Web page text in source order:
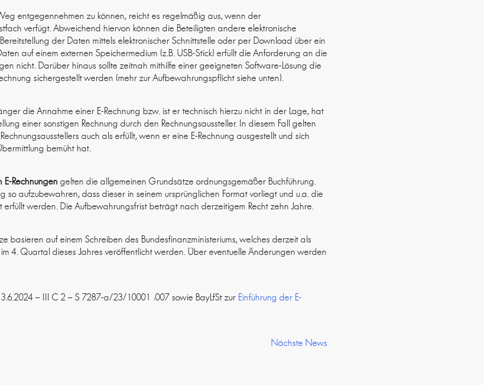
entgegennehmen zu können, reicht es regelmäßig aus, wenn der
verfügt. Abweichend hiervon können die Beteiligten andere elektronische
der Daten mittels elektronischer Schnittstelle oder per Download über ein
auf einem externen Speichermedium (z.B. USB-Stick) erfüllt die Anforderung an die
nicht. Darüber hinaus sollte zeitnah mithilfe einer geeigneten Software-Lösung die
sichergestellt werden (mehr zur Aufbewahrungspflicht siehe unten).
die Annahme einer E-Rechnung bzw. ist er technisch hierzu nicht in der Lage, hat
einer sonstigen Rechnung durch den Rechnungsaussteller. In diesem Fall gelten
auch als erfüllt, wenn er eine E-Rechnung ausgestellt und sich
bemüht hat.
Rechnungen gelten die allgemeinen Grundsätze ordnungsgemäßer Buchführung.
so aufzubewahren, dass dieser in seinem ursprünglichen Format vorliegt und u.a. die
werden. Die Aufbewahrungsfrist beträgt nach derzeitigem Recht zehn Jahre.
basieren auf einem Schreiben des Bundesfinanzministeriums, welches derzeit als
4. Quartal dieses Jahres veröffentlicht werden. Über eventuelle Änderungen werden
– III C 2 – S 7287-a/23/10001 :007 sowie BayLfSt zur Einführung der E-
Nächste News